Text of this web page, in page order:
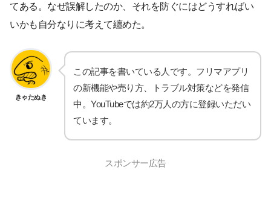
てある。なぜ誤解したのか、それを防ぐにはどうすればい
いかも自分なりに考えて纏めた。
きゃたぬき
この記事を書いている人です。フリマアプリ
の新機能や売り方、トラブル対策などを発信
中。YouTubeでは約2万人の方に登録いただい
ています。
スポンサー広告